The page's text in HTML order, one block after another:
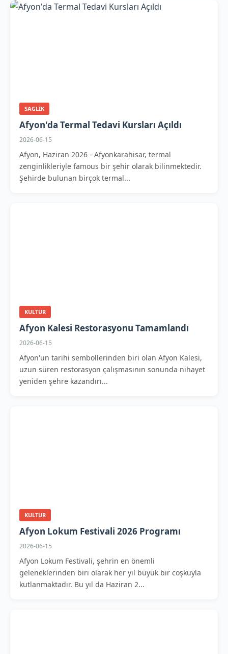
SAGLIK
Afyon'da Termal Tedavi Kursları Açıldı
2026-06-15
Afyon, Haziran 2026 - Afyonkarahisar, termal
zenginlikleriyle famous bir şehir olarak bilinmektedir.
Şehirde bulunan birçok termal...
KULTUR
Afyon Kalesi Restorasyonu Tamamlandı
2026-06-15
Afyon'un tarihi sembollerinden biri olan Afyon Kalesi,
uzun süren restorasyon çalışmasının sonunda nihayet
yeniden şehre kazandırı...
KULTUR
Afyon Lokum Festivali 2026 Programı
2026-06-15
Afyon Lokum Festivali, şehrin en önemli
geleneklerinden biri olarak her yıl büyük bir coşkuyla
kutlanmaktadır. Bu yıl da Haziran 2...